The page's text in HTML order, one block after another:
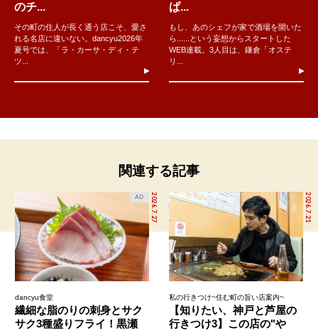
のチ...
その町の住人が長く通う店こそ、愛さ
れる名店に違いない。dancyu2026年
夏号では、「ラ・カーサ・ディ・テ
ツ...
ぱ...
もし、あのシェフが家で酒場を開いた
ら......という妄想からスタートした
WEB連載。3人目は、鎌倉「オステ
リ...
関連する記事
2026.7.27
AD
dancyu食堂
繊細な脂のりの刺身とサク
サク3種盛りフライ！黒瀬
2026.7.21
私の行きつけ~住む町の旨い店案内~
【知りたい、神戸と芦屋の
行きつけ3】この店の"や